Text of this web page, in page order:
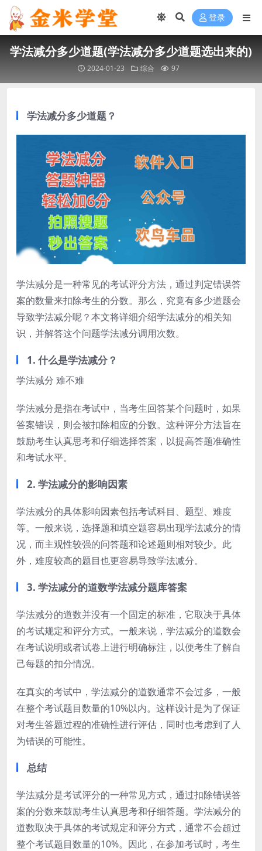
登录
学法减分多少道题(学法减分多少道题选出来的)
2024-01-23 综合 97
学法减分多少道题？
学法减分是一种常见的考试评分方法，通过判定错误答
案的数量来扣除考生的分数。那么，究竟有多少道题会
导致学法减分呢？本文将详细介绍学法减分的相关知
识，并解答这个问题学法减分调用次数。
1. 什么是学法减分？
学法减分 难不难
学法减分是指在考试中，当考生回答某个问题时，如果
答案错误，则会被扣除相应的分数。这种评分方法旨在
鼓励考生认真思考和仔细选择答案，以提高答题准确性
和考试水平。
2. 学法减分的影响因素
学法减分的具体影响因素包括考试科目、题型、难度
等。一般来说，选择题和填空题容易出现学法减分的情
况，而主观性较强的问答题和论述题则相对较少。此
外，难度较高的题目也更容易导致学法减分。
3. 学法减分的道数学法减分题库答案
学法减分的道数并没有一个固定的标准，它取决于具体
的考试规定和评分方式。一般来说，学法减分的道数会
在考试说明或者试卷上进行明确标注，以便考生了解自
己每题的扣分情况。
在真实的考试中，学法减分的道数通常不会过多，一般
在整个考试题目数量的10%以内。这样设计是为了保证
对考生答题过程的准确性进行评估，同时也考虑到了人
为错误的可能性。
总结
学法减分是考试评分的一种常见方式，通过扣除错误答
案的分数来鼓励考生认真思考和仔细答题。学法减分的
道数取决于具体的考试规定和评分方式，通常不会超过
整个考试题目数量的10%。因此，在参加考试时，考生